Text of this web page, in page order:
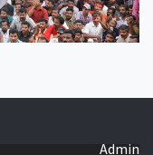
Admin